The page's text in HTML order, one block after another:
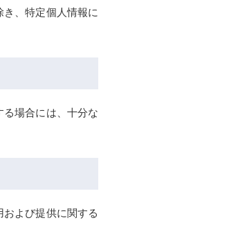
、特定個人情報に
場合には、十分な
よび提供に関する